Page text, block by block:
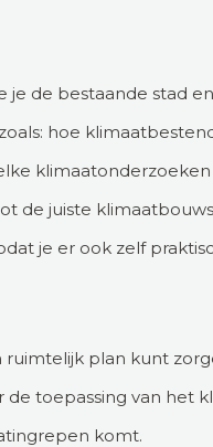
je de bestaande stad en
hoe
de juiste
je er ook zelf
ruimtelijk plan kunt
toepassing van het
komt.